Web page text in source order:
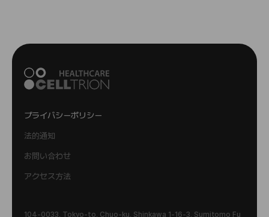
プライバシーポリシー
法的通知
お問い合わせ
アクセス方法
104-0033, Tokyo-to, Chuo-ku, Shinkawa 1-16-3, Sumitomo Fu